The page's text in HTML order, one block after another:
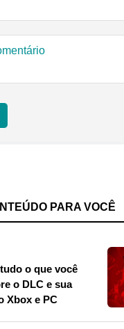
PARA VOCÊ
o que você
o DLC e sua
Xbox e PC